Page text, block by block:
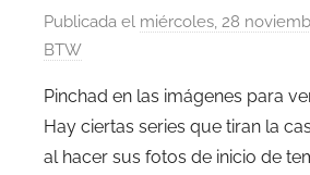
Publicada el miércoles, 28
BTW
Pinchad en las imágenes para
Hay ciertas series que tiran la
al hacer sus fotos de inicio de